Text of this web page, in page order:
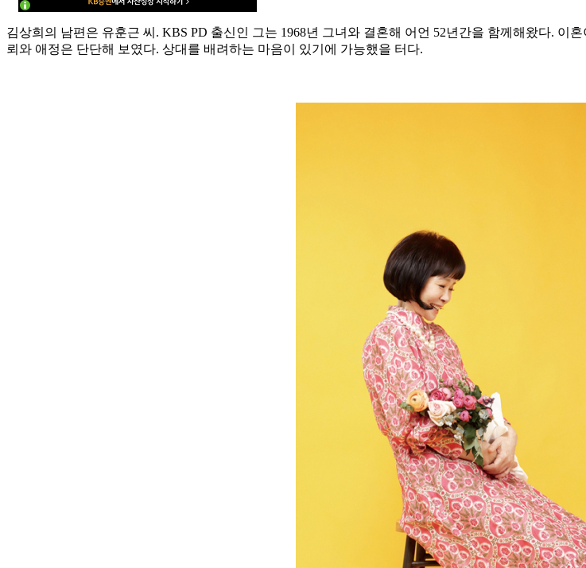
김상희의 남편은 유훈근 씨. KBS PD 출신인 그는 1968년 그녀와 결혼해 어언 52년간을 함께해왔다.
뢰와 애정은 단단해 보였다. 상대를 배려하는 마음이 있기에 가능했을 터다.